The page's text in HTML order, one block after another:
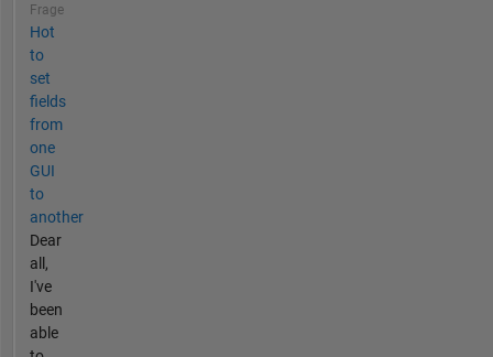
Frage
Hot
to
set
fields
from
one
GUI
to
another
Dear
all,
I've
been
able